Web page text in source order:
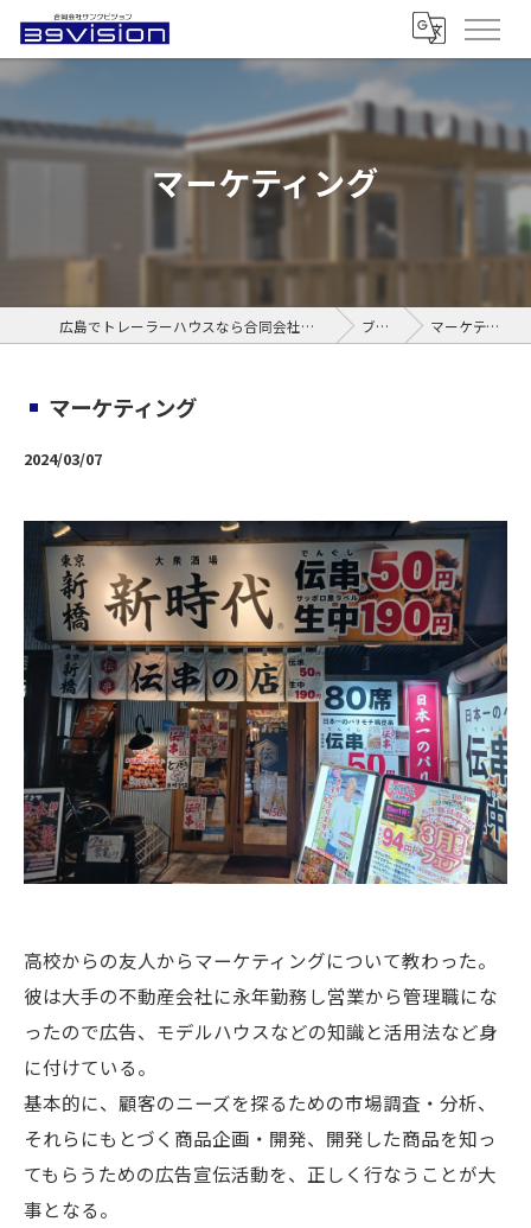
マーケティング
広島でトレーラーハウスなら合同会社サンクビジョン ブログ マーケティング
マーケティング
2024/03/07
高校からの友人からマーケティングについて教わった。
彼は大手の不動産会社に永年勤務し営業から管理職にな
ったので広告、モデルハウスなどの知識と活用法など身
に付けている。
基本的に、顧客のニーズを探るための市場調査・分析、
それらにもとづく商品企画・開発、開発した商品を知っ
てもらうための広告宣伝活動を、正しく行なうことが大
事となる。